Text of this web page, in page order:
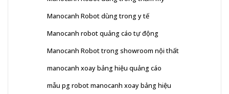
Manocanh Robot dùng trong y tế
Manocanh robot quảng cáo tự động
Manocanh Robot trong showroom nội thất
manocanh xoay bảng hiệu quảng cáo
mẫu pg robot manocanh xoay bảng hiệu